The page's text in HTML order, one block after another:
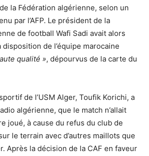
la Fédération algérienne, selon un
par l’AFP. Le président de la
de football Wafi Sadi avait alors
de l’équipe marocaine
qualité », dépourvus de la carte du
de l’USM Alger, Toufik Korichi, a
algérienne, que le match n’allait
joué, à cause du refus du club de
le terrain avec d’autres maillots que
Après la décision de la CAF en faveur